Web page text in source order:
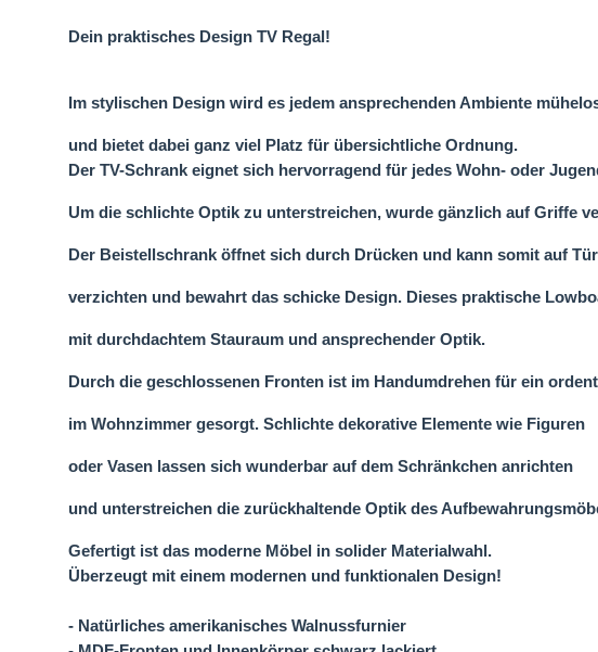
Dein praktisches Design TV Regal!
Im stylischen Design wird es jedem ansprechenden Ambiente
und bietet dabei ganz viel Platz für übersichtliche Ordnung.
Der TV-Schrank eignet sich hervorragend für jedes Wohn- oder
Um die schlichte Optik zu unterstreichen, wurde gänzlich auf Griffe
Der Beistellschrank öffnet sich durch Drücken und kann somit auf
verzichten und bewahrt das schicke Design. Dieses praktische
mit durchdachtem Stauraum und ansprechender Optik.
Durch die geschlossenen Fronten ist im Handumdrehen für ein
im Wohnzimmer gesorgt. Schlichte dekorative Elemente wie Figuren
oder Vasen lassen sich wunderbar auf dem Schränkchen anrichten
und unterstreichen die zurückhaltende Optik des
Gefertigt ist das moderne Möbel in solider Materialwahl.
Überzeugt mit einem modernen und funktionalen Design!
- Natürliches amerikanisches Walnussfurnier